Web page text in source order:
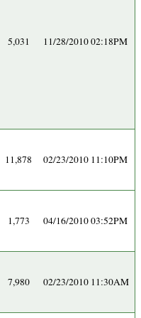
5,031 11/28/2010 02:18PM
11,878 02/23/2010 11:10PM
1,773 04/16/2010 03:52PM
7,980 02/23/2010 11:30AM